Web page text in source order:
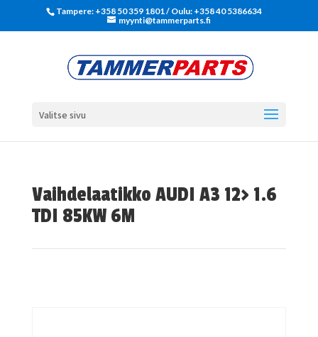
Tampere: +358 50 359 1801‬ / Oulu: +358 40 5386634
myynti@tammerparts.fi
Valitse sivu
Vaihdelaatikko AUDI A3 12> 1.6
TDI 85KW 6M